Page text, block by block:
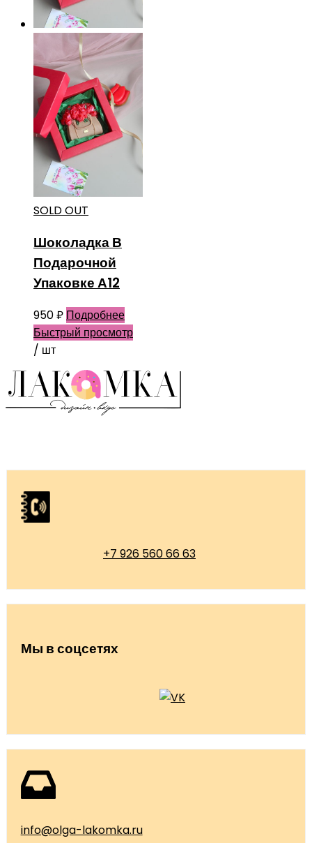
SOLD OUT
Шоколадка В
Подарочной
Упаковке А12
950₽ Подробнее
Быстрый просмотр
/ шт
+7 926 560 66 63
Мы в соцсетях
info@olga-lakomka.ru